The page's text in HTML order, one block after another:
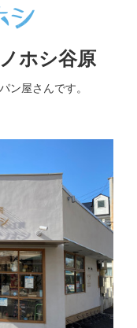
ホシ谷原
ン屋さんです。